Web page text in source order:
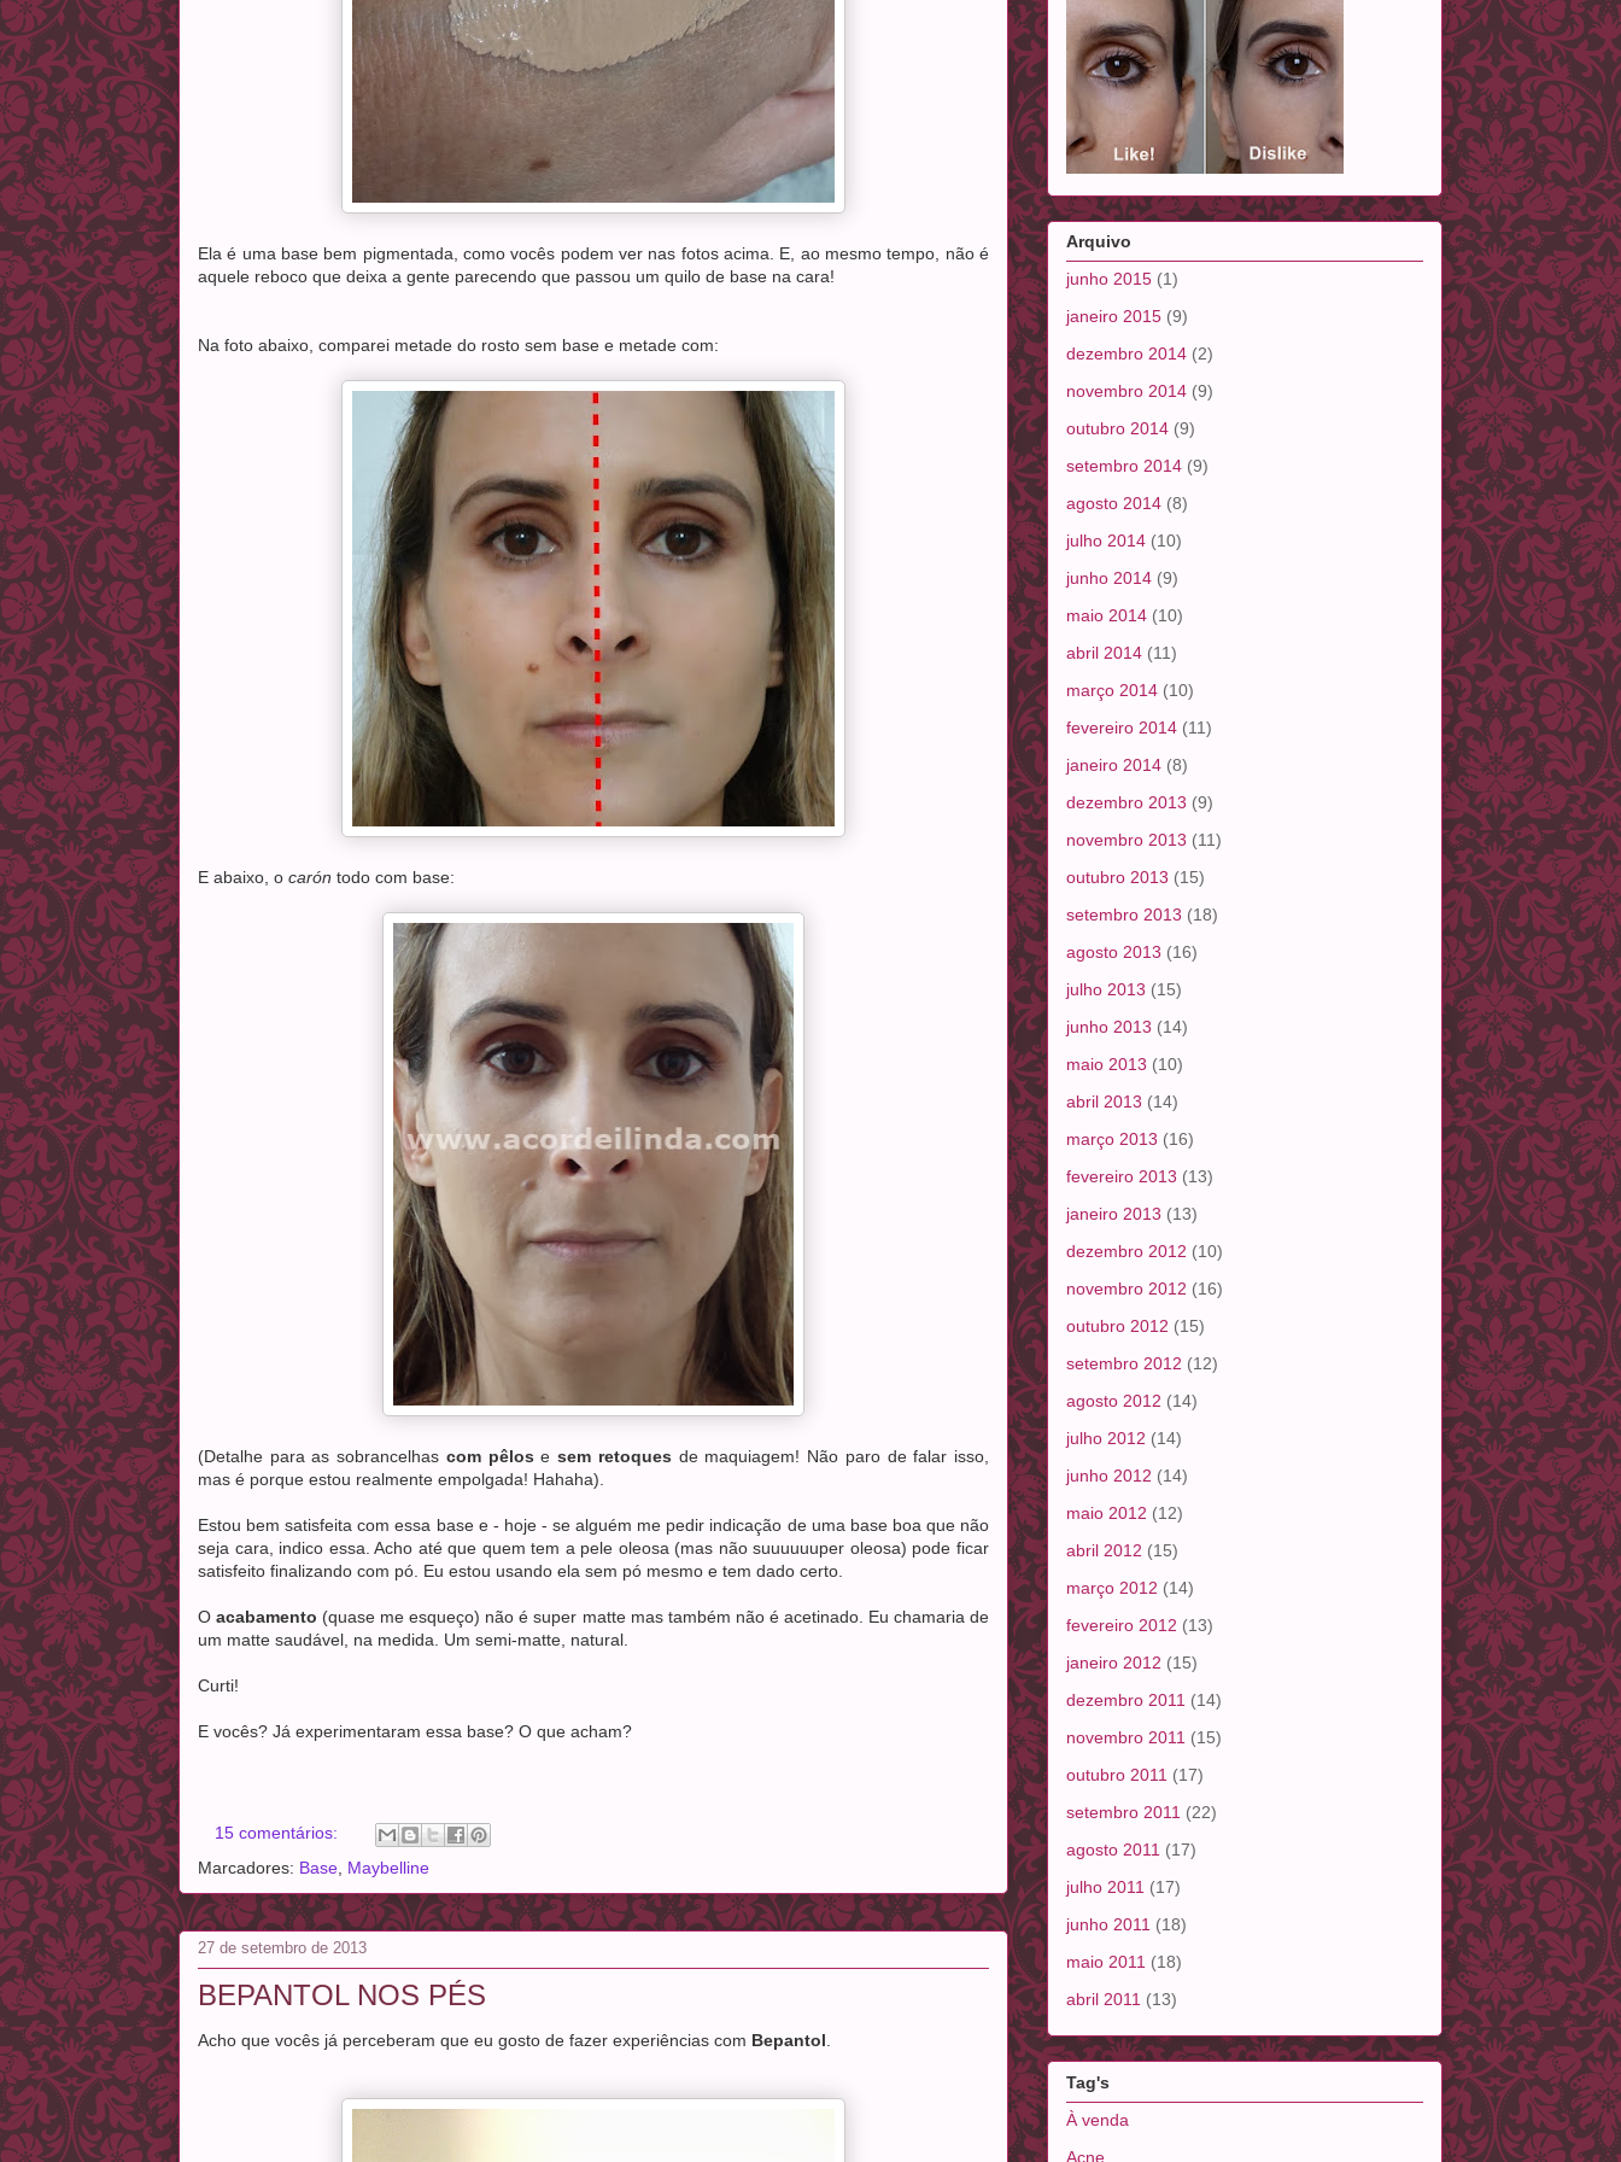
Ela é uma base bem pigmentada, como vocês podem ver nas fotos acima. E, ao mesmo tempo, não é
aquele reboco que deixa a gente parecendo que passou um quilo de base na cara!
Na foto abaixo, comparei metade do rosto sem base e metade com:
E abaixo, o carón todo com base:
(Detalhe para as sobrancelhas com pêlos esem retoques de maquiagem! Não paro de falar isso,
mas é porque estou realmente empolgada! Hahaha).
Estou bem satisfeita com essa base e - hoje - se alguém me pedir indicação de uma base boa que não
seja cara, indico essa. Acho até que quem tem a pele oleosa (mas não suuuuuuper oleosa) pode ficar
satisfeito finalizando com pó. Eu estou usando ela sem pó mesmo e tem dado certo.
Oacabamento (quase me esqueço) não é super matte mas também não é acetinado. Eu chamaria de
um matte saudável, na medida. Um semi-matte, natural.
Curti!
E vocês? Já experimentaram essa base? O que acham?
15 comentários:
Marcadores: Base Maybelline
27 de setembro de 2013
BEPANTOL NOS PÉS
Acho que vocês já perceberam que eu gosto de fazer experiências com Bepantol
Arquivo
junho 2015 (1)
janeiro 2015 (9)
dezembro 2014 (2)
novembro 2014 (9)
outubro 2014 (9)
setembro 2014 (9)
agosto 2014 (8)
julho 2014 (10)
junho 2014 (9)
maio 2014 (10)
abril 2014 (11)
março 2014 (10)
fevereiro 2014 (11)
janeiro 2014 (8)
dezembro 2013 (9)
novembro 2013 (11)
outubro 2013 (15)
setembro 2013 (18)
agosto 2013 (16)
julho 2013 (15)
junho 2013 (14)
maio 2013 (10)
abril 2013 (14)
março 2013 (16)
fevereiro 2013 (13)
janeiro 2013 (13)
dezembro 2012 (10)
novembro 2012 (16)
outubro 2012 (15)
setembro 2012 (12)
agosto 2012 (14)
julho 2012 (14)
junho 2012 (14)
maio 2012 (12)
abril 2012 (15)
março 2012 (14)
fevereiro 2012 (13)
janeiro 2012 (15)
dezembro 2011 (14)
novembro 2011 (15)
outubro 2011 (17)
setembro 2011 (22)
agosto 2011 (17)
julho 2011 (17)
junho 2011 (18)
maio 2011 (18)
abril 2011 (13)
Tag's
À venda
Acne